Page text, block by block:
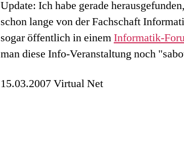
Update: Ich habe gerade
schon lange von der Fachschaft
sogar öffentlich in einemInformatik-
man diese Info-Veranstaltung noch
15.03.2007 Virtual Net